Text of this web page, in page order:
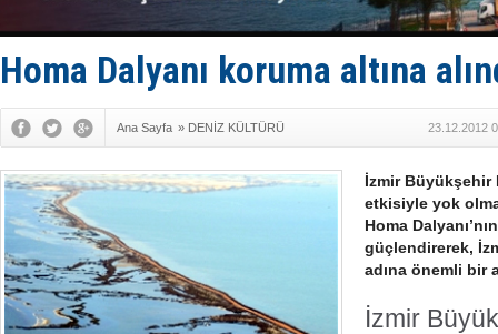
DESE,
İnsansız
Homa Dalyanı koruma altına
Ana Sayfa » DENİZ KÜLTÜRÜ 23.12.2012
İzmir Büyükşehir
etkisiyle yok
Homa
güçlendirerek,
adına önemli bir
İzmir